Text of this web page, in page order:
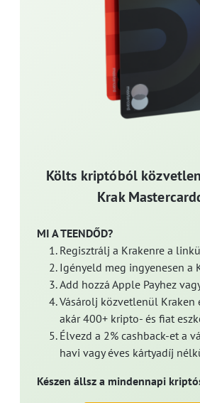
Költs kriptóból
Krak
MI A TEENDŐD?
Regisztrálj a Krakenre a
Igényeld meg ingyenesen a
Add hozzá Apple Payhez
Vásárolj közvetlenül Kraken
akár 400+ kripto- és fiat
Élvezd a 2% cashback-et a
havi vagy éves kártyadíj
Készen állsz a mindennapi